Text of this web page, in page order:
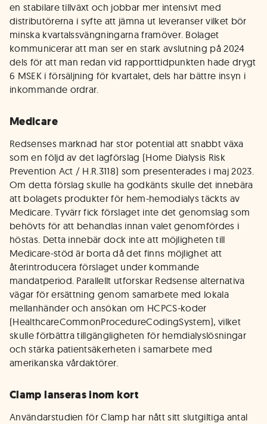
en stabilare tillväxt och jobbar mer intensivt med
distributörerna i syfte att jämna ut leveranser vilket bör
minska kvartalssvängningarna framöver. Bolaget
kommunicerar att man ser en stark avslutning på 2024
dels för att man redan vid rapporttidpunkten hade drygt
6 MSEK i försäljning för kvartalet, dels har bättre insyn i
inkommande ordrar.
Medicare
Redsenses marknad har stor potential att snabbt växa
som en följd av det lagförslag (Home Dialysis Risk
Prevention Act / H.R.3118) som presenterades i maj 2023.
Om detta förslag skulle ha godkänts skulle det innebära
att bolagets produkter för hem-hemodialys täckts av
Medicare. Tyvärr fick förslaget inte det genomslag som
behövts för att behandlas innan valet genomfördes i
höstas. Detta innebär dock inte att möjligheten till
Medicare-stöd är borta då det finns möjlighet att
återintroducera förslaget under kommande
mandatperiod. Parallellt utforskar Redsense alternativa
vägar för ersättning genom samarbete med lokala
mellanhänder och ansökan om HCPCS-koder
(HealthcareCommonProcedureCodingSystem), vilket
skulle förbättra tillgängligheten för hemdialyslösningar
och stärka patientsäkerheten i samarbete med
amerikanska vårdaktörer.
Clamp lanseras inom kort
Användarstudien för Clamp har nått sitt slutgiltiga antal